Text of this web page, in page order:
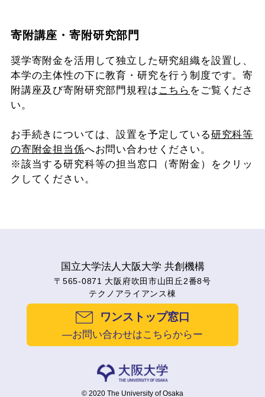
寄附講座・寄附研究部門
奨学寄附金を活用して独立した研究組織を設置し、
本学の主体性の下に教育・研究を行う制度です。寄
附講座及び寄附研究部門規程は こちら をご覧くださ
い。
お手続きについては、設置を予定している研究科等
の寄附金担当係へお問い合わせください。
※該当する研究科等の担当窓口（寄附金）をクリッ
クしてください。
国立大学法人大阪大学 共創機構
〒565-0871 大阪府吹田市山田丘2番8号
テクノアライアンス棟
ワンストップ窓口
―お問い合わせはこちらからー
© 2020 The University of Osaka